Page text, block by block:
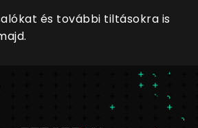
és további tiltásokra is